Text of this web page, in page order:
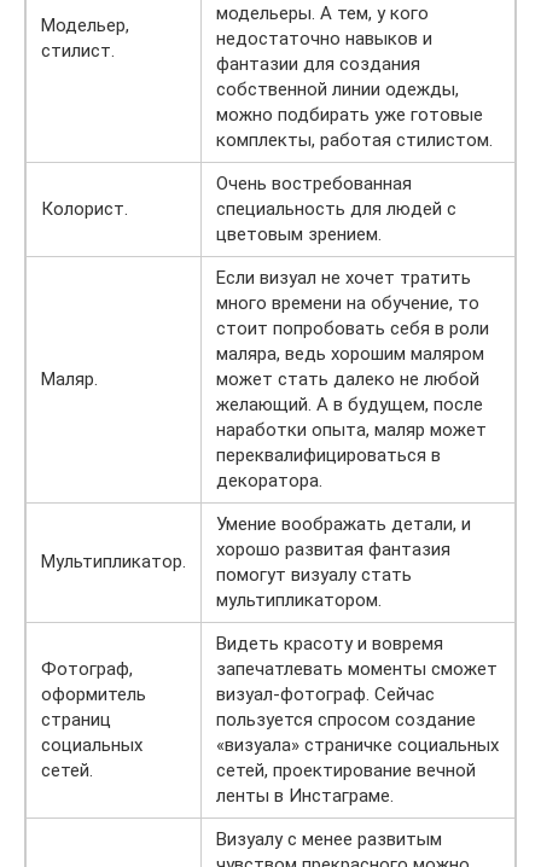
Модельер,
стилист.
модельеры. А тем, у кого
недостаточно навыков и
фантазии для создания
собственной линии одежды,
можно подбирать уже готовые
комплекты, работая стилистом.
Колорист.
Очень востребованная
специальность для людей с
цветовым зрением.
Маляр.
Если визуал не хочет тратить
много времени на обучение, то
стоит попробовать себя в роли
маляра, ведь хорошим маляром
может стать далеко не любой
желающий. А в будущем, после
наработки опыта, маляр может
переквалифицироваться в
декоратора.
Мультипликатор.
Умение воображать детали, и
хорошо развитая фантазия
помогут визуалу стать
мультипликатором.
Фотограф,
оформитель
страниц
социальных
сетей.
Видеть красоту и вовремя
запечатлевать моменты сможет
визуал-фотограф. Сейчас
пользуется спросом создание
«визуала» страничке социальных
сетей, проектирование вечной
ленты в Инстаграме.
Визуалу с менее развитым